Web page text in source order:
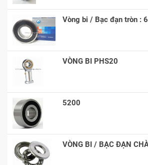
Vòng bi / Bạc đạn tròn :
VÒNG BI PHS20
5200
VÒNG BI / BẠC ĐẠN